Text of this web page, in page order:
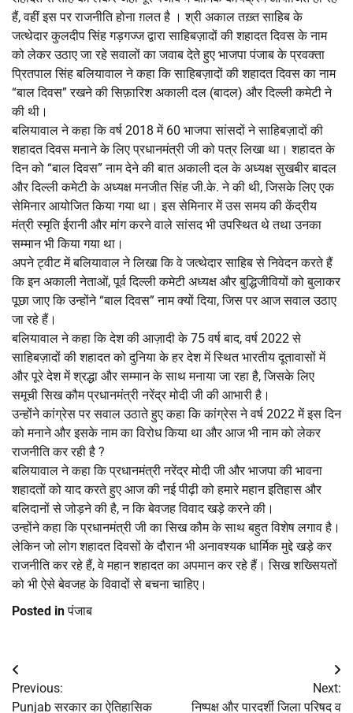
हैं, वहीं इस पर राजनीति होना ग़लत है । श्री अकाल तख़्त साहिब के
जत्थेदार कुलदीप सिंह गड़गज्ज द्वारा साहिबज़ादों की शहादत दिवस के नाम
को लेकर उठाए जा रहे सवालों का जवाब देते हुए भाजपा पंजाब के प्रवक्ता
प्रितपाल सिंह बलियावाल ने कहा कि साहिबज़ादों की शहादत दिवस का नाम
“बाल दिवस” रखने की सिफ़ारिश अकाली दल (बादल) और दिल्ली कमेटी ने
की थी।
बलियावाल ने कहा कि वर्ष 2018 में 60 भाजपा सांसदों ने साहिबज़ादों की
शहादत दिवस मनाने के लिए प्रधानमंत्री जी को पत्र लिखा था। शहादत के
दिन को “बाल दिवस” नाम देने की बात अकाली दल के अध्यक्ष सुखबीर बादल
और दिल्ली कमेटी के अध्यक्ष मनजीत सिंह जी.के. ने की थी, जिसके लिए एक
सेमिनार आयोजित किया गया था। इस सेमिनार में उस समय की केंद्रीय
मंत्री स्मृति ईरानी और मांग करने वाले सांसद भी उपस्थित थे तथा उनका
सम्मान भी किया गया था।
अपने ट्वीट में बलियावाल ने लिखा कि वे जत्थेदार साहिब से निवेदन करते हैं
कि इन अकाली नेताओं, पूर्व दिल्ली कमेटी अध्यक्ष और बुद्धिजीवियों को बुलाकर
पूछा जाए कि उन्होंने “बाल दिवस” नाम क्यों दिया, जिस पर आज सवाल उठाए
जा रहे हैं।
बलियावाल ने कहा कि देश की आज़ादी के 75 वर्ष बाद, वर्ष 2022 से
साहिबज़ादों की शहादत को दुनिया के हर देश में स्थित भारतीय दूतावासों में
और पूरे देश में श्रद्धा और सम्मान के साथ मनाया जा रहा है, जिसके लिए
समूची सिख कौम प्रधानमंत्री नरेंद्र मोदी जी की आभारी है।
उन्होंने कांग्रेस पर सवाल उठाते हुए कहा कि कांग्रेस ने वर्ष 2022 में इस दिन
को मनाने और इसके नाम का विरोध किया था और आज भी नाम को लेकर
राजनीति कर रही है ?
बलियावाल ने कहा कि प्रधानमंत्री नरेंद्र मोदी जी और भाजपा की भावना
शहादतों को याद करते हुए आज की नई पीढ़ी को हमारे महान इतिहास और
बलिदानों से जोड़ने की है, न कि बेवजह विवाद खड़े करने की।
उन्होंने कहा कि प्रधानमंत्री जी का सिख कौम के साथ बहुत विशेष लगाव है।
लेकिन जो लोग शहादत दिवसों के दौरान भी अनावश्यक धार्मिक मुद्दे खड़े कर
राजनीति कर रहे हैं, वे महान शहादत का अपमान कर रहे हैं। सिख शख्सियतों
को भी ऐसे बेवजह के विवादों से बचना चाहिए।
Posted inपंजाब
Post
navigation
Previous:
Punjab सरकार का ऐतिहासिक
Next:
निष्पक्ष और पारदर्शी जिला परिषद व